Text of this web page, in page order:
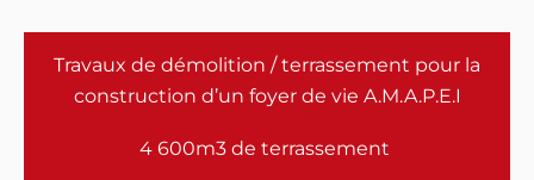
Travaux de démolition / terrassement pour la
construction d’un foyer de vie A.M.A.P.E.I
4 600m3 de terrassement